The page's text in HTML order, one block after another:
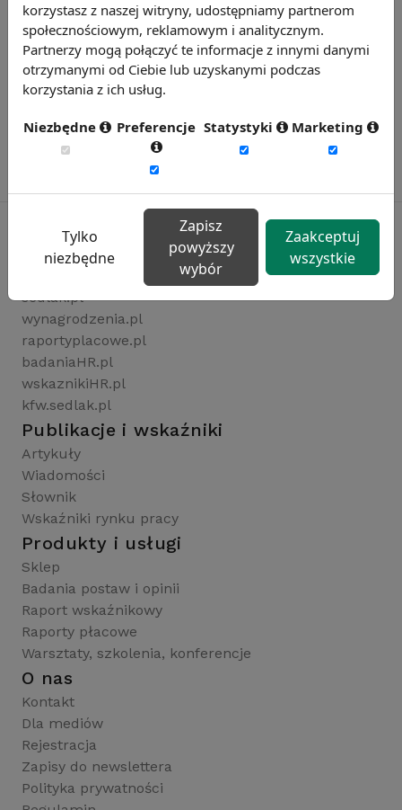
Rynekpracy.pl
sedlak.pl
wynagrodzenia.pl
raportyplacowe.pl
badaniaHR.pl
wskaznikiHR.pl
kfw.sedlak.pl
Publikacje i wskaźniki
Artykuły
Wiadomości
Słownik
Wskaźniki rynku pracy
Produkty i usługi
Sklep
Badania postaw i opinii
Raport wskaźnikowy
Raporty płacowe
Warsztaty, szkolenia, konferencje
O nas
Kontakt
Dla mediów
Rejestracja
Zapisy do newslettera
Polityka prywatności
korzystasz z naszej witryny, udostępniamy partnerom
społecznościowym, reklamowym i analitycznym.
Partnerzy mogą połączyć te informacje z innymi danymi
otrzymanymi od Ciebie lub uzyskanymi podczas
korzystania z ich usług.
Niezbędne Preferencje Statystyki Marketing
Tylko
niezbędne
Zapisz
powyższy
wybór
Zaakceptuj
wszystkie